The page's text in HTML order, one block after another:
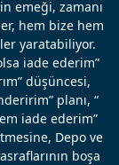
emeği, zamanı
hem bize hem
yaratabiliyor.
iade ederim”
düşüncesi,
planı, “
iade ederim”
Depo ve
boşa